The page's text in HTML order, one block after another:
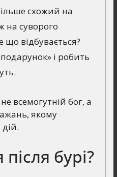
схожий на
на суворого
відбувається?
і робить
всемогутній бог, а
якому
бурі?